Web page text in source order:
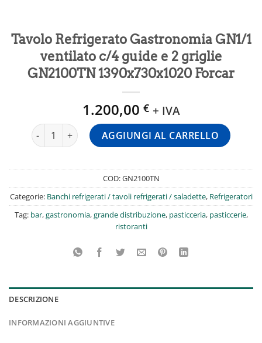
Tavolo Refrigerato Gastronomia GN1/1
ventilato c/4 guide e 2 griglie
GN2100TN 1390x730x1020 Forcar
1.200,00 € + IVA
Tavolo Refrigerato Gastronomia GN1/1 ventilato c/4
AGGIUNGI AL CARRELLO
COD:GN2100TN
Categorie: Banchi refrigerati / tavoli refrigerati / saladette, Refrigeratori
Tag: bar,gastronomia,grande distribuzione, pasticceria, pasticcerie,
ristoranti
DESCRIZIONE
INFORMAZIONI AGGIUNTIVE